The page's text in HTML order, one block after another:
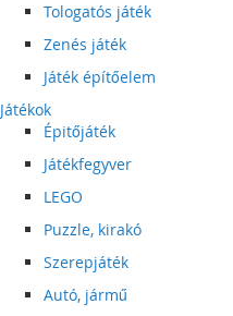
Tologatós játék
Zenés játék
Játék építőelem
Játékok
Épitőjáték
Játékfegyver
LEGO
Puzzle, kirakó
Szerepjáték
Autó, jármű